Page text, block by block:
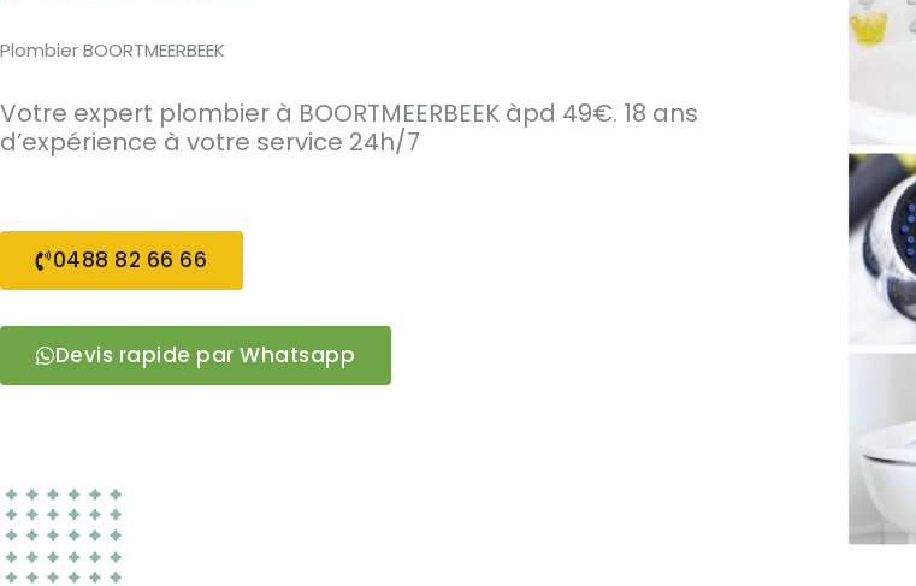
Plombier BOORTMEERBEEK
Votre expert plombier à BOORTMEERBEEK àpd 49€. 18 ans
d’expérience à votre service 24h/7
0488 82 66 66
Devis rapide par Whatsapp